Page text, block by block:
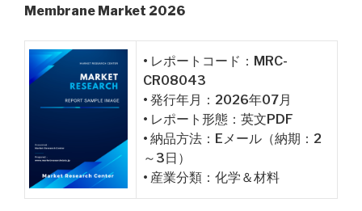
Membrane Market 2026
• レポートコード：MRC-
CR08043
• 発行年月：2026年07月
• レポート形態：英文PDF
• 納品方法：Eメール（納期：2
～3日）
• 産業分類：化学＆材料